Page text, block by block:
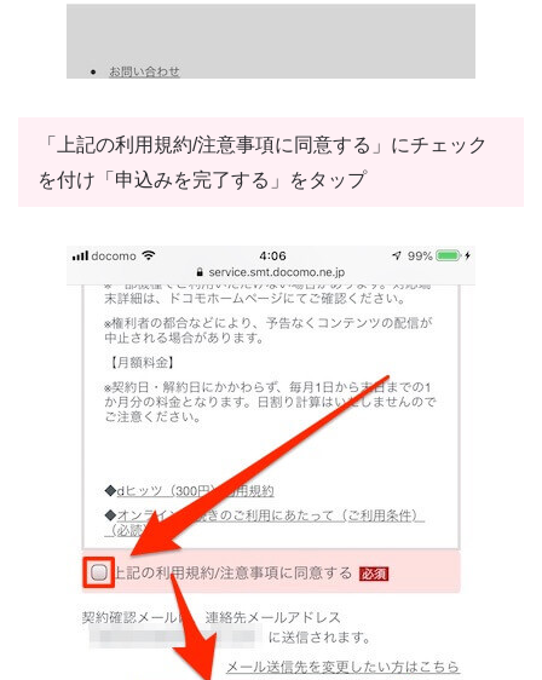
「上記の利用規約/注意事項に同意する」にチェック
を付け「申込みを完了する」をタップ